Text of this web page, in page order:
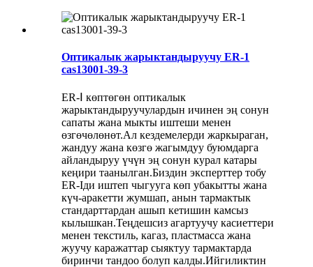
Оптикалык жарыктандыруучу ER-1
cas13001-39-3
ER-Ⅰ көптөгөн оптикалык
жарыктандыруучулардын ичинен эң сонун
сапаты жана мыкты иштеши менен
өзгөчөлөнөт.Ал кездемелерди жаркыраган,
жандуу жана көзгө жагымдуу буюмдарга
айландыруу үчүн эң сонун курал катары
кеңири таанылган.Биздин эксперттер тобу
ER-Iди иштеп чыгууга көп убакытты жана
күч-аракетти жумшап, анын тармактык
стандарттардан ашып кетишин камсыз
кылышкан.Теңдешсиз агартуучу касиеттери
менен текстиль, кагаз, пластмасса жана
жуучу каражаттар сыяктуу тармактарда
биринчи тандоо болуп калды.Ийгиликтин